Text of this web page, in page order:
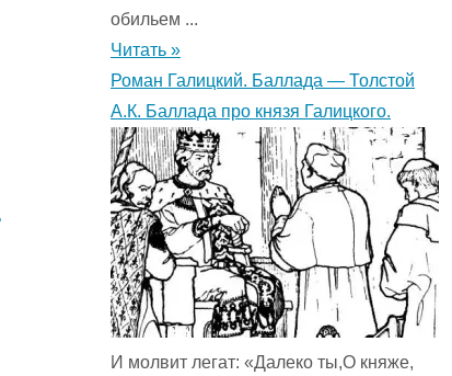
обильем ...
Читать »
Роман Галицкий. Баллада — Толстой
А.К. Баллада про князя Галицкого.
И молвит легат: «Далеко ты,О княже,